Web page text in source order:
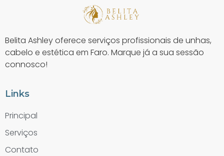
Belita Ashley oferece serviços profissionais de unhas,
cabelo e estética em Faro. Marque já a sua sessão
connosco!
Links
Principal
Serviços
Contato